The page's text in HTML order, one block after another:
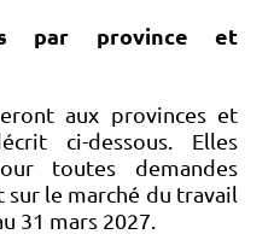
par province et
aux provinces et
ci-dessous. Elles
toutes demandes
sur le marché du travail
31 mars 2027.